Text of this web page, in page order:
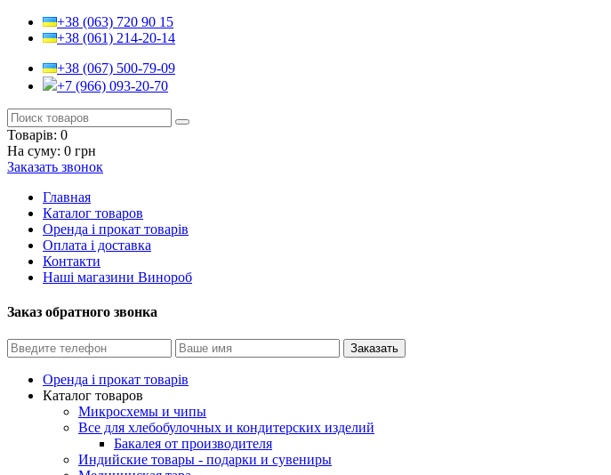
+38 (063) 720 90 15
+38 (061) 214-20-14
+38 (067) 500-79-09
+7 (966) 093-20-70
Товарів: 0
На суму: 0 грн
Заказать звонок
Главная
Каталог товаров
Оренда і прокат товарів
Оплата і доставка
Контакти
Наші магазини Винороб
Заказ обратного звонка
Оренда і прокат товарів
Каталог товаров
Микросхемы и чипы
Все для хлебобулочных и кондитерских изделий
Бакалея от производителя
Индийские товары - подарки и сувениры